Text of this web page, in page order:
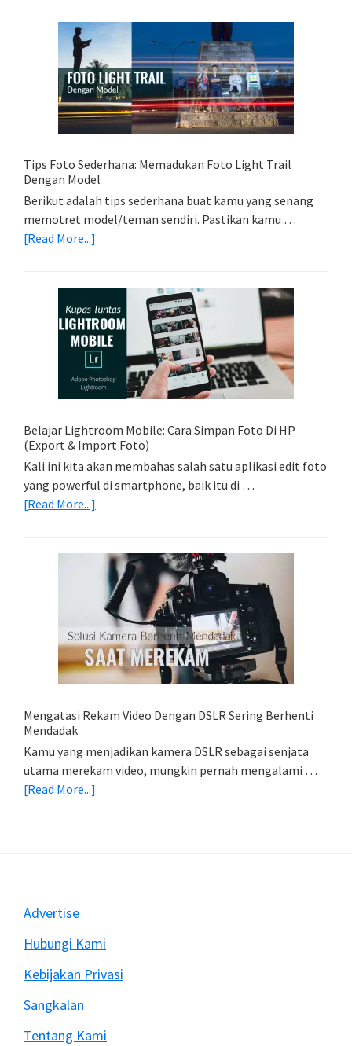
Memori
Tepat
Untuk
Kamera
Kamu
Tips Foto Sederhana: Memadukan Foto Light Trail
Dengan Model
Berikut adalah tips sederhana buat kamu yang senang
memotret model/teman sendiri. Pastikan kamu …
[Read More...]
Sederhana:
Memadukan
Foto
Light
Trail
Dengan
Belajar Lightroom Mobile: Cara Simpan Foto Di HP
(Export & Import Foto)
Kali ini kita akan membahas salah satu aplikasi edit foto
yang powerful di smartphone, baik itu di …
[Read More...]
Mobile:
Cara
Simpan
Foto
Di
HP
(Export
Import
Mengatasi Rekam Video Dengan DSLR Sering Berhenti
Mendadak
Kamu yang menjadikan kamera DSLR sebagai senjata
utama merekam video, mungkin pernah mengalami …
[Read More...]
Mendadak
Footer
Advertise
Hubungi Kami
Kebijakan Privasi
Sangkalan
Tentang Kami